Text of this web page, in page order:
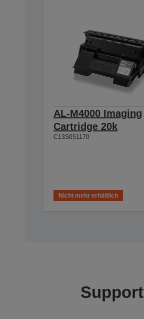
AL-M4000 Imaging
Cartridge 20k
C13S051170
Nicht mehr erhältlich
Support